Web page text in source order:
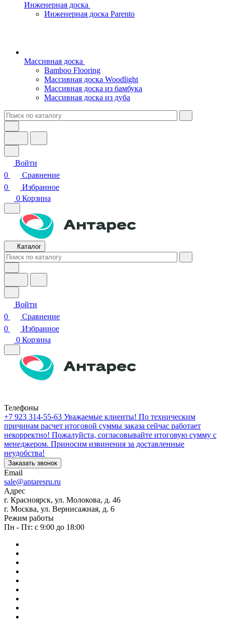
Инженерная доска
Инженерная доска Parento
Массивная доска
Bamboo Flooring
Массивная доска Woodlight
Массивная доска из бамбука
Массивная доска из дуба
Войти
0
Сравнение
0
Избранное
0 Корзина
Каталог
Войти
0
Сравнение
0
Избранное
0 Корзина
Телефоны
+7 923 314-55-63 Уважаемые клиенты! По техническим
причинам расчет итоговой суммы заказа сейчас работает
некорректно! Пожалуйста, согласовывайте итоговую сумму с
менеджером. Приносим извинения за доставленные
неудобства!
Заказать звонок
Email
sale@antaresru.ru
Адрес
г. Красноярск, ул. Молокова, д. 46
г. Москва, ул. Вернисажная, д. 6
Режим работы
Пн - Пт: с 9:00 до 18:00